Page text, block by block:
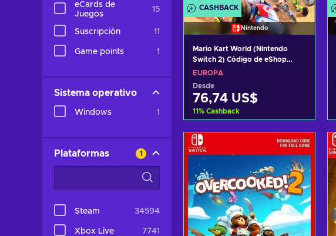
eCards de
Juegos
15
Suscripción 11
Game points 1
Sistema operativo
Windows 1
Plataformas 1
Steam 34594
Xbox Live 7741
CASHBACK
Nintendo
Mario Kart World (Nintendo
Switch 2) Código de eShop
EUROPA
EUROPA
Desde
76,74 US$
11% Cashback
Añadir al carrito
Ver ofertas